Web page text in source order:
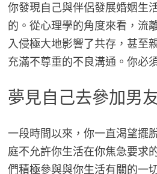
你發現自己與伴侶發展婚姻生
的。從心理學的角度來看，流
入侵極大地影響了共存，甚至
充滿不尊重的不良溝通。你必
夢見自己去參加男
一段時間以來，你一直渴望擺
庭不允許你生活在你焦急要求
們積極參與與你生活有關的一